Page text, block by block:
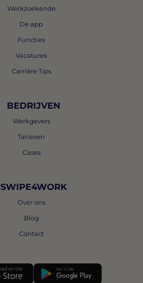
Werkzoekende
De app
Functies
Vacatures
Carrière Tips
BEDRIJVEN
Werkgevers
Tarieven
Cases
SWIPE4WORK
Over ons
Blog
Contact